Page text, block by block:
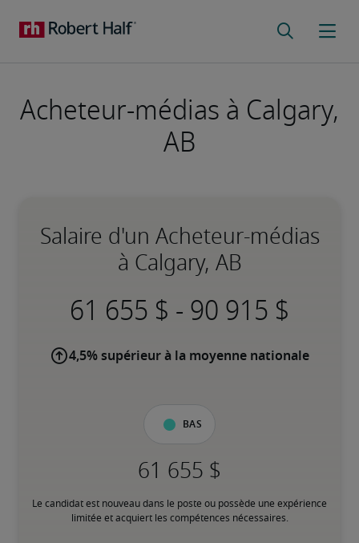
Acheteur-médias à Calgary,
AB
Salaire d'un Acheteur-médias
à Calgary, AB
-
4,5% supérieur à la moyenne nationale
Bas
Le candidat est nouveau dans le poste ou possède une expérience
limitée et acquiert les compétences nécessaires.